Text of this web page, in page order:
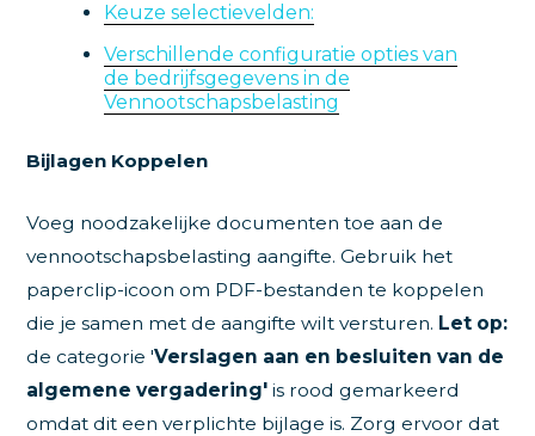
Keuze selectievelden:
Verschillende configuratie opties van
de bedrijfsgegevens in de
Vennootschapsbelasting
Bijlagen Koppelen
Voeg noodzakelijke documenten toe aan de
vennootschapsbelasting aangifte. Gebruik het
paperclip-icoon om PDF-bestanden te koppelen
die je samen met de aangifte wilt versturen. Let op:
de categorie 'Verslagen aan en besluiten van de
algemene vergadering' is rood gemarkeerd
omdat dit een verplichte bijlage is. Zorg ervoor dat